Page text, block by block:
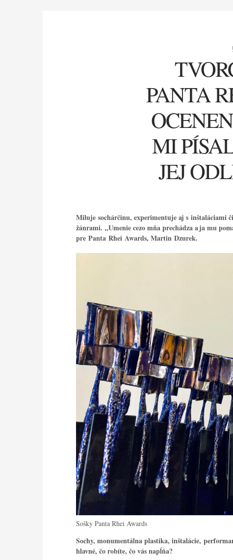
PANTA
MI
JEJ
Miluje sochárčinu, experimentuje aj s inštaláciami
žánrami. „Umenie cezo mňa prechádza a ja mu
pre Panta Rhei Awards, Martin Dzurek.
Sošky Panta Rhei Awards
Sochy, monumentálna plastika, inštalácie,
hlavné, čo robíte, čo vás napĺňa?